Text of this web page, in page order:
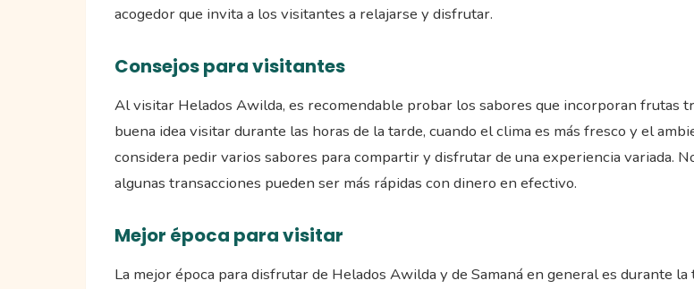
acogedor que invita a los visitantes a relajarse y disfrutar.
Consejos para visitantes
Al visitar Helados Awilda, es recomendable probar los sabores que incorporan frutas
buena idea visitar durante las horas de la tarde, cuando el clima es más fresco y el
considera pedir varios sabores para compartir y disfrutar de una experiencia variada.
algunas transacciones pueden ser más rápidas con dinero en efectivo.
Mejor época para visitar
La mejor época para disfrutar de Helados Awilda y de Samaná en general es durante